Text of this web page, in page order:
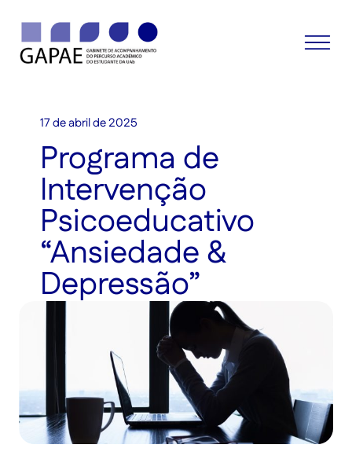
17 de abril de 2025
Programa de
Intervenção
Psicoeducativo
“Ansiedade &
Depressão”